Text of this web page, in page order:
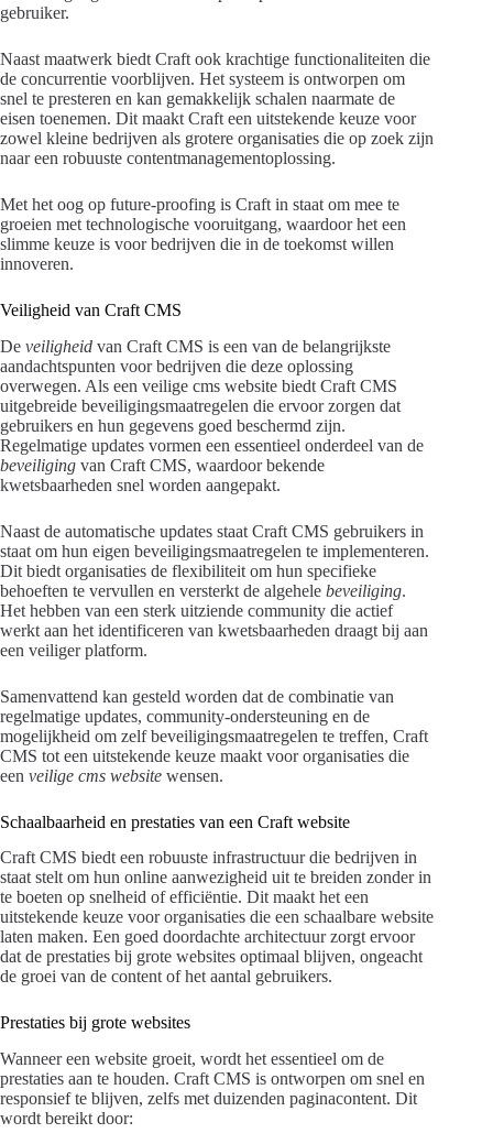
gebruiker.
Naast maatwerk biedt Craft ook krachtige functionaliteiten die
de concurrentie voorblijven. Het systeem is ontworpen om
snel te presteren en kan gemakkelijk schalen naarmate de
eisen toenemen. Dit maakt Craft een uitstekende keuze voor
zowel kleine bedrijven als grotere organisaties die op zoek zijn
naar een robuuste contentmanagementoplossing.
Met het oog op future-proofing is Craft in staat om mee te
groeien met technologische vooruitgang, waardoor het een
slimme keuze is voor bedrijven die in de toekomst willen
innoveren.
Veiligheid van Craft CMS
De veiligheid van Craft CMS is een van de belangrijkste
aandachtspunten voor bedrijven die deze oplossing
overwegen. Als een veilige cms website biedt Craft CMS
uitgebreide beveiligingsmaatregelen die ervoor zorgen dat
gebruikers en hun gegevens goed beschermd zijn.
Regelmatige updates vormen een essentieel onderdeel van de
beveiliging van Craft CMS, waardoor bekende
kwetsbaarheden snel worden aangepakt.
Naast de automatische updates staat Craft CMS gebruikers in
staat om hun eigen beveiligingsmaatregelen te implementeren.
Dit biedt organisaties de flexibiliteit om hun specifieke
behoeften te vervullen en versterkt de algehele beveiliging.
Het hebben van een sterk uitziende community die actief
werkt aan het identificeren van kwetsbaarheden draagt bij aan
een veiliger platform.
Samenvattend kan gesteld worden dat de combinatie van
regelmatige updates, community-ondersteuning en de
mogelijkheid om zelf beveiligingsmaatregelen te treffen, Craft
CMS tot een uitstekende keuze maakt voor organisaties die
een veilige cms website wensen.
Schaalbaarheid en prestaties van een Craft website
Craft CMS biedt een robuuste infrastructuur die bedrijven in
staat stelt om hun online aanwezigheid uit te breiden zonder in
te boeten op snelheid of efficiëntie. Dit maakt het een
uitstekende keuze voor organisaties die een schaalbare website
laten maken. Een goed doordachte architectuur zorgt ervoor
dat de prestaties bij grote websites optimaal blijven, ongeacht
de groei van de content of het aantal gebruikers.
Prestaties bij grote websites
Wanneer een website groeit, wordt het essentieel om de
prestaties aan te houden. Craft CMS is ontworpen om snel en
responsief te blijven, zelfs met duizenden paginacontent. Dit
wordt bereikt door: